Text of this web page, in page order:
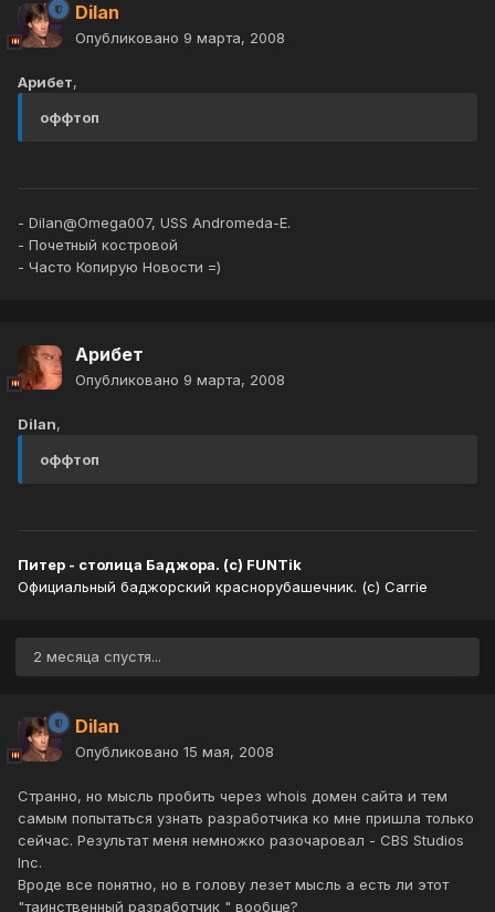
Dilan
Опубликовано 9 марта, 2008
Арибет,
оффтоп
- Dilan@Omega007, USS Andromeda-E.
- Почетный костровой
- Часто Копирую Новости =)
Арибет
Опубликовано 9 марта, 2008
Dilan,
оффтоп
Питер - столица Баджора. (с) FUNTik
Официальный баджорский краснорубашечник. (с) Carrie
2 месяца спустя...
Dilan
Опубликовано 15 мая, 2008
Странно, но мысль пробить через whois домен сайта и тем
самым попытаться узнать разработчика ко мне пришла только
сейчас. Результат меня немножко разочаровал - CBS Studios
Inc.
Вроде все понятно, но в голову лезет мысль а есть ли этот
"таинственный разработчик " вообще?